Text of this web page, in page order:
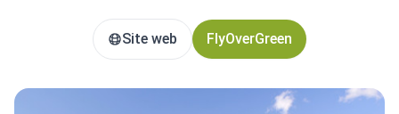
Site web FlyOverGreen